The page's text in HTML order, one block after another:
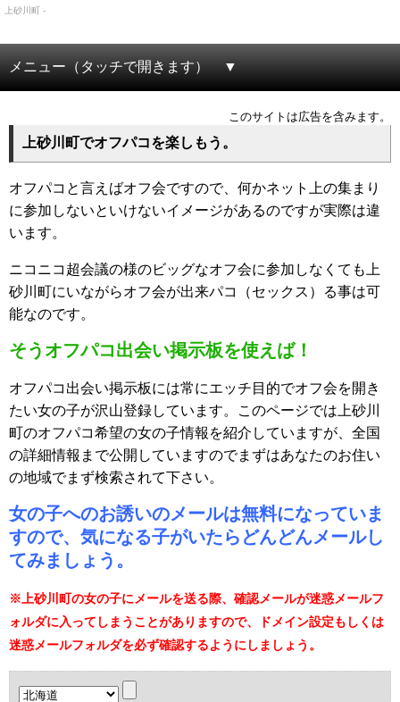
上砂川町 -
メニュー（タッチで開きます）
このサイトは広告を含みます。
上砂川町でオフパコを楽しもう。
オフパコと言えばオフ会ですので、何かネット上の集まり
に参加しないといけないイメージがあるのですが実際は違
います。
ニコニコ超会議の様のビッグなオフ会に参加しなくても上
砂川町にいながらオフ会が出来パコ（セックス）る事は可
能なのです。
そうオフパコ出会い掲示板を使えば！
オフパコ出会い掲示板には常にエッチ目的でオフ会を開き
たい女の子が沢山登録しています。このページでは上砂川
町のオフパコ希望の女の子情報を紹介していますが、全国
の詳細情報まで公開していますのでまずはあなたのお住い
の地域でまず検索されて下さい。
女の子へのお誘いのメールは無料になっていま
すので、気になる子がいたらどんどんメールし
てみましょう。
※上砂川町の女の子にメールを送る際、確認メールが迷惑メールフ
ォルダに入ってしまうことがありますので、ドメイン設定もしくは
迷惑メールフォルダを必ず確認するようにしましょう。